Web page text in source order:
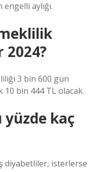
aylığı.
2024?
3 bin 600 gün
10 bin 444 TL olacak.
yüzde kaç
diyabetliler, isterlerse